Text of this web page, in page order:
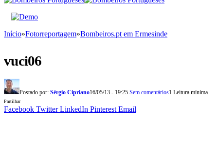
Início»Fotorreportagem»Bombeiros.pt em Ermesinde
vuci06
Postado por: Sérgio Cipriano16/05/13 - 19:25 Sem comentários1 Leitura mínima
Partilhar
Facebook Twitter LinkedIn Pinterest Email